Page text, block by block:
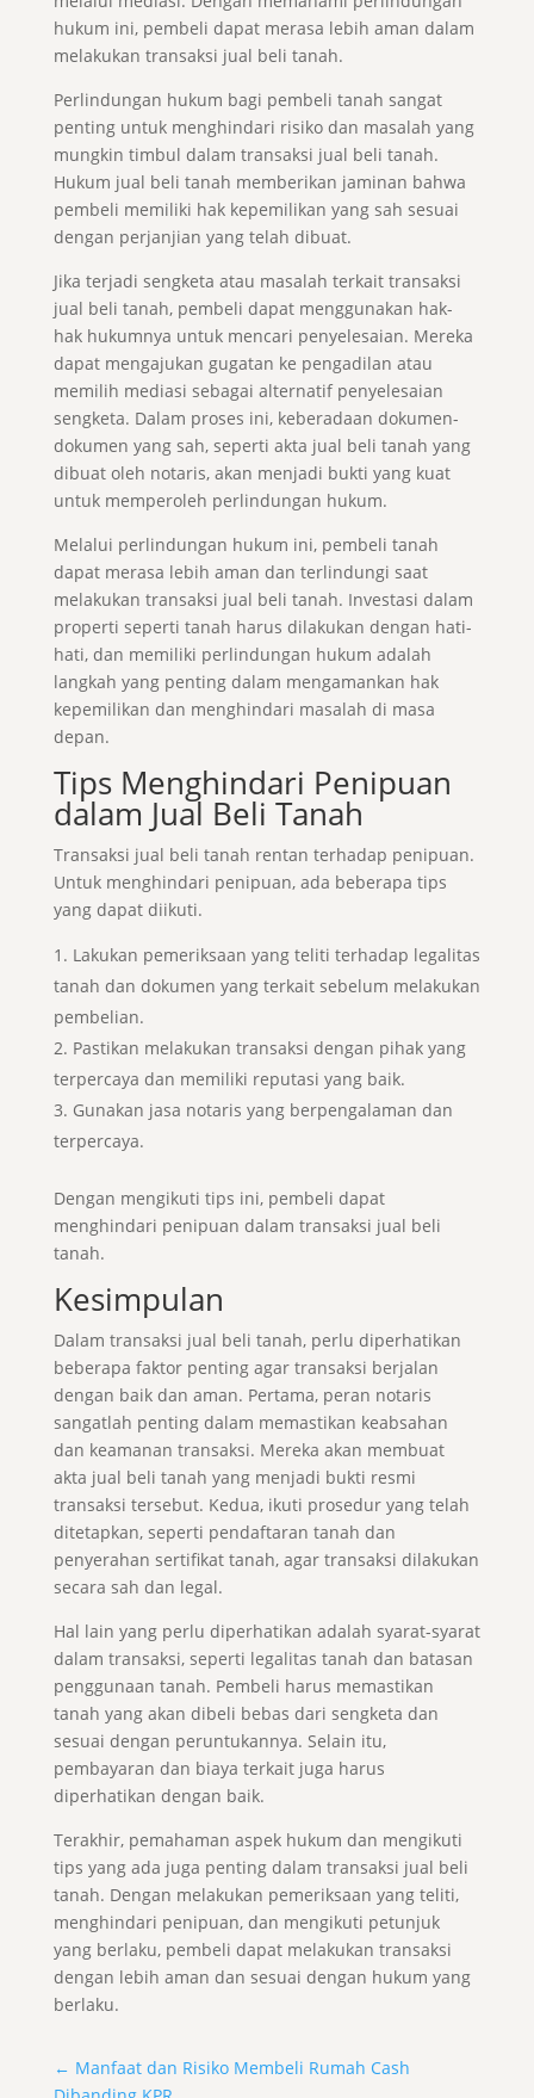
hukum ini, pembeli dapat merasa lebih aman dalam
melakukan transaksi jual beli tanah.
Perlindungan hukum bagi pembeli tanah sangat
penting untuk menghindari risiko dan masalah yang
mungkin timbul dalam transaksi jual beli tanah.
Hukum jual beli tanah memberikan jaminan bahwa
pembeli memiliki hak kepemilikan yang sah sesuai
dengan perjanjian yang telah dibuat.
Jika terjadi sengketa atau masalah terkait transaksi
jual beli tanah, pembeli dapat menggunakan hak-
hak hukumnya untuk mencari penyelesaian. Mereka
dapat mengajukan gugatan ke pengadilan atau
memilih mediasi sebagai alternatif penyelesaian
sengketa. Dalam proses ini, keberadaan dokumen-
dokumen yang sah, seperti akta jual beli tanah yang
dibuat oleh notaris, akan menjadi bukti yang kuat
untuk memperoleh perlindungan hukum.
Melalui perlindungan hukum ini, pembeli tanah
dapat merasa lebih aman dan terlindungi saat
melakukan transaksi jual beli tanah. Investasi dalam
properti seperti tanah harus dilakukan dengan hati-
hati, dan memiliki perlindungan hukum adalah
langkah yang penting dalam mengamankan hak
kepemilikan dan menghindari masalah di masa
depan.
Tips Menghindari Penipuan
dalam Jual Beli Tanah
Transaksi jual beli tanah rentan terhadap penipuan.
Untuk menghindari penipuan, ada beberapa tips
yang dapat diikuti.
Lakukan pemeriksaan yang teliti terhadap legalitas
tanah dan dokumen yang terkait sebelum melakukan
pembelian.
Pastikan melakukan transaksi dengan pihak yang
terpercaya dan memiliki reputasi yang baik.
Gunakan jasa notaris yang berpengalaman dan
terpercaya.
Dengan mengikuti tips ini, pembeli dapat
menghindari penipuan dalam transaksi jual beli
tanah.
Kesimpulan
Dalam transaksi jual beli tanah, perlu diperhatikan
beberapa faktor penting agar transaksi berjalan
dengan baik dan aman. Pertama, peran notaris
sangatlah penting dalam memastikan keabsahan
dan keamanan transaksi. Mereka akan membuat
akta jual beli tanah yang menjadi bukti resmi
transaksi tersebut. Kedua, ikuti prosedur yang telah
ditetapkan, seperti pendaftaran tanah dan
penyerahan sertifikat tanah, agar transaksi dilakukan
secara sah dan legal.
Hal lain yang perlu diperhatikan adalah syarat-syarat
dalam transaksi, seperti legalitas tanah dan batasan
penggunaan tanah. Pembeli harus memastikan
tanah yang akan dibeli bebas dari sengketa dan
sesuai dengan peruntukannya. Selain itu,
pembayaran dan biaya terkait juga harus
diperhatikan dengan baik.
Terakhir, pemahaman aspek hukum dan mengikuti
tips yang ada juga penting dalam transaksi jual beli
tanah. Dengan melakukan pemeriksaan yang teliti,
menghindari penipuan, dan mengikuti petunjuk
yang berlaku, pembeli dapat melakukan transaksi
dengan lebih aman dan sesuai dengan hukum yang
berlaku.
← Manfaat dan Risiko Membeli Rumah Cash